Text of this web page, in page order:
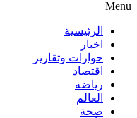
Menu
الرئيسية
اخبار
حوارات وتقارير
اقتصاد
رياضه
العالم
صحة